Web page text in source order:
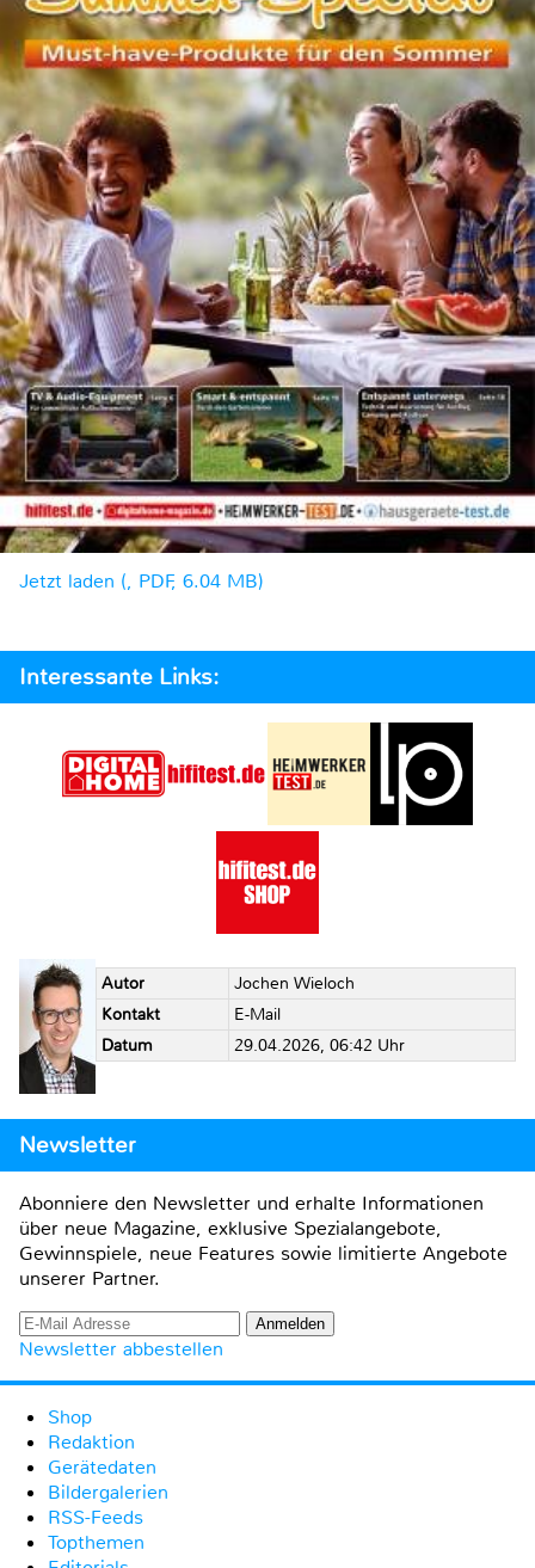
Jetzt laden (, PDF, 6.04 MB)
Interessante Links:
Autor
Jochen Wieloch
Kontakt
E-Mail
Datum
29.04.2026, 06:42 Uhr
Newsletter
Abonniere den Newsletter und erhalte Informationen
über neue Magazine, exklusive Spezialangebote,
Gewinnspiele, neue Features sowie limitierte Angebote
unserer Partner.
Newsletter abbestellen
Shop
Redaktion
Gerätedaten
Bildergalerien
RSS-Feeds
Topthemen